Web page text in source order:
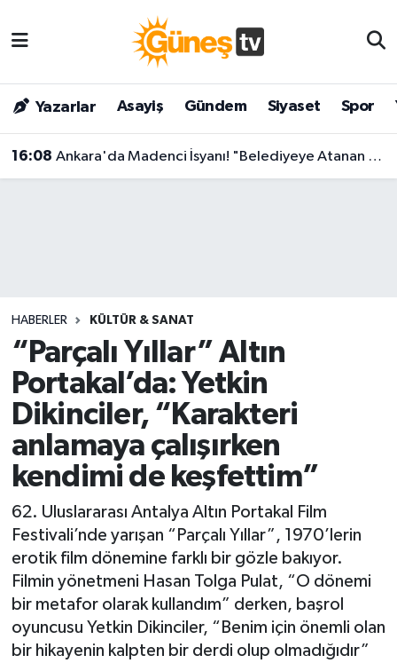
Yazarlar Asayiş Gündem Siyaset Spor
16:08 Ankara'da Madenci İsyanı! "Belediyeye Atanan Kayyum Bu Holding'e de Atansın!"
HABERLER KÜLTÜR & SANAT
“Parçalı Yıllar” Altın
Portakal’da: Yetkin
Dikinciler, “Karakteri
anlamaya çalışırken
kendimi de keşfettim”
62. Uluslararası Antalya Altın Portakal Film
Festivali’nde yarışan “Parçalı Yıllar”, 1970’lerin
erotik film dönemine farklı bir gözle bakıyor.
Filmin yönetmeni Hasan Tolga Pulat, “O dönemi
bir metafor olarak kullandım” derken, başrol
oyuncusu Yetkin Dikinciler, “Benim için önemli olan
bir hikayenin kalpten bir derdi olup olmadığıdır”
Bilim & Teknoloji
Dünya
Magazin
Siyaset
Spor
Yaşam
Malatya Nöbetçi Eczaneler
Malatya Hava Durumu
Malatya Namaz Vakitleri
Son Dakika Haberleri
Haber Arşivi